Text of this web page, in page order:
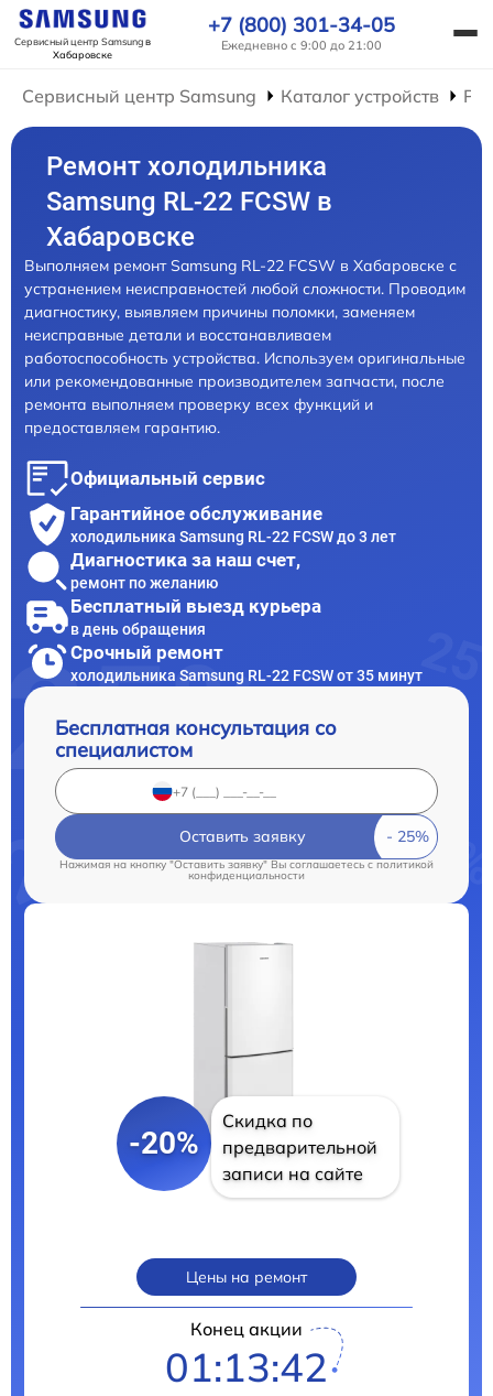
Сервисный центр Samsungв
Хабаровске
+7 (800) 301-34-05
Ежедневно с 9:00 до 21:00
Сервисный центр Samsung Каталог устройств
Ремонт холодильника
Samsung RL-22 FCSW в
Хабаровске
Выполняем ремонт Samsung RL-22 FCSW в Хабаровске с
устранением неисправностей любой сложности. Проводим
диагностику, выявляем причины поломки, заменяем
неисправные детали и восстанавливаем
работоспособность устройства. Используем оригинальные
или рекомендованные производителем запчасти, после
ремонта выполняем проверку всех функций и
предоставляем гарантию.
Официальный сервис
Гарантийное обслуживание
холодильника Samsung RL-22 FCSW до 3 лет
Диагностика за наш счет,
ремонт по желанию
Бесплатный выезд курьера
в день обращения
Срочный ремонт
холодильника Samsung RL-22 FCSW от 35 минут
Бесплатная консультация со
специалистом
Оставить заявку
Нажимая на кнопку "Оставить заявку" Вы соглашаетесь c политикой
конфиденциальности
-20%
Скидка по
предварительной
записи на сайте
Цены на ремонт
Конец акции
01:13:40